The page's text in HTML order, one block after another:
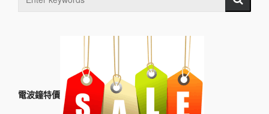
電波鐘特價